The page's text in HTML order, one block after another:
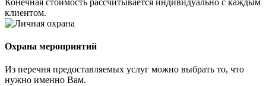
клиентом.
Охрана мероприятий
Из перечня предоставляемых услуг можно выбрать то, что
нужно именно Вам.